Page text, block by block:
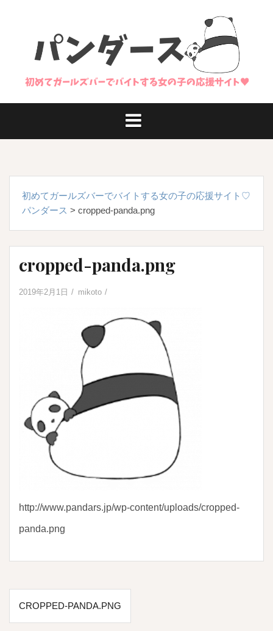
プ
初めてガールズバーでバイトする女の子の応援サイト♡
パンダース > cropped-panda.png
cropped-panda.png
2019年2月1日 mikoto
http://www.pandars.jp/wp-content/uploads/cropped-
panda.png
投
稿
CROPPED-PANDA.PNG